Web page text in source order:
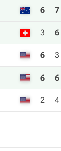
6 7
3 6
6 3
6 6
2 4